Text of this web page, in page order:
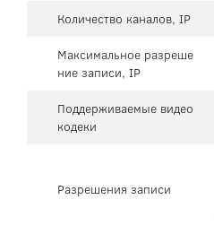
Количество каналов, IP
Максимальное разреше
ние записи, IP
Поддерживаемые видео
кодеки
Разрешения записи